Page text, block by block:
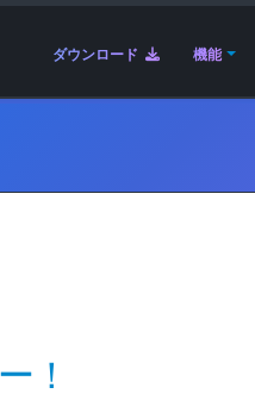
ダウンロード 機能
！